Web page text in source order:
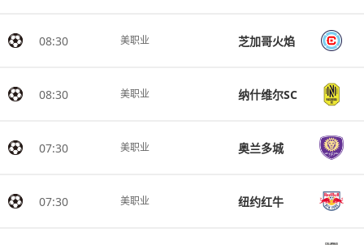
08:30 美职业 芝加哥火焰
08:30 美职业 纳什维尔SC
07:30 美职业 奥兰多城
07:30 美职业 纽约红牛